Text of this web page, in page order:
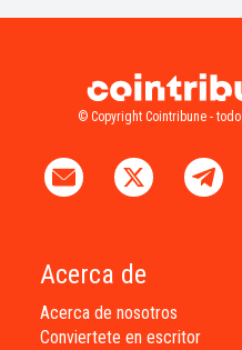
© Copyright Cointribune -
Acerca de
Acerca de nosotros
Conviertete en escritor